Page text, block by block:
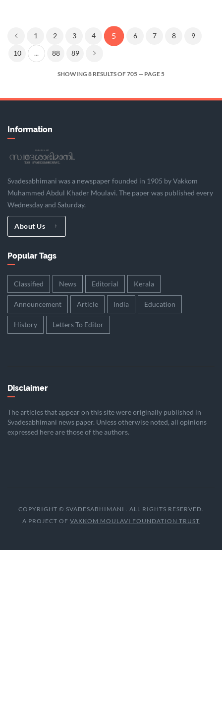
1 2 3 4 5 6 7 8 9
10 ... 88 89
SHOWING 8 RESULTS OF 705 — PAGE 5
Information
Svadesabhimani was a newspaper founded in 1905 by Vakkom
Muhammed Abdul Khader Moulavi. The paper was published every
Wednesday and Saturday.
About Us
Popular Tags
Classified News Editorial Kerala
Announcement Article India Education
History Letters To Editor
Disclaimer
The articles that appear on this site were originally published in
Svadesabhimani news paper. Unless otherwise noted, all opinions
expressed here are those of the authors.
COPYRIGHT © SVADESABHIMANI . ALL RIGHTS RESERVED.
A PROJECT OF VAKKOM MOULAVI FOUNDATION TRUST